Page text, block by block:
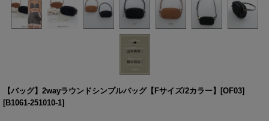
【バッグ】2wayラウンドシンプルバッグ【Fサイズ/2カラー】[OF03]
[B1061-251010-1]